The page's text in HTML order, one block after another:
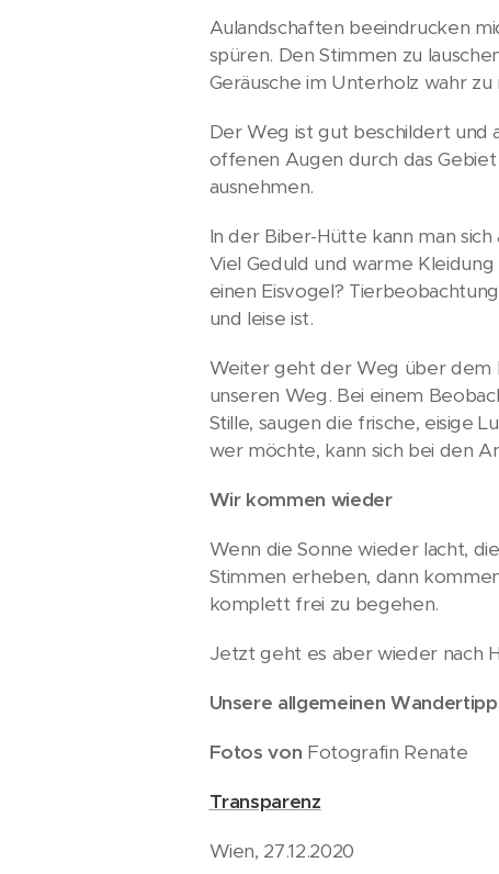
Aulandschaften beeindrucken
spüren. Den Stimmen zu
Geräusche im Unterholz wahr
Der Weg ist gut beschildert und
offenen Augen durch das
ausnehmen.
In der Biber-Hütte kann man
Viel Geduld und warme
einen Eisvogel?
und leise ist.
Weiter geht der Weg über dem
unseren Weg. Bei einem
Stille, saugen die frische, eisige
wer möchte, kann sich bei den
Wir kommen wieder
Wenn die Sonne wieder lacht,
Stimmen erheben, dann
komplett frei zu begehen.
Jetzt geht es aber wieder nach
Unsere allgemeinen
Fotos von Fotografin Renate
Transparenz
Wien, 27.12.2020